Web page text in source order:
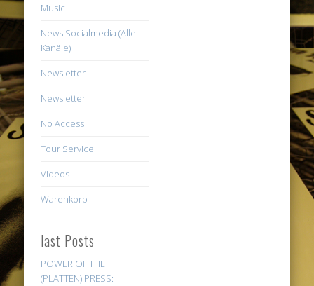
Music
News Socialmedia (Alle
Kanäle)
Newsletter
Newsletter
No Access
Tour Service
Videos
Warenkorb
last Posts
POWER OF THE
(PLATTEN) PRESS: